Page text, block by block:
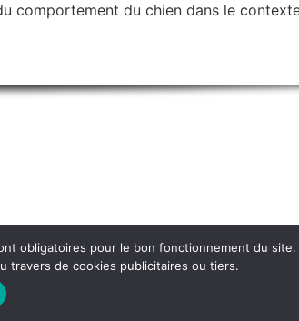
comportement du chien dans le
obligatoires pour le bon fonctionnement du
travers de cookies publicitaires ou tiers.